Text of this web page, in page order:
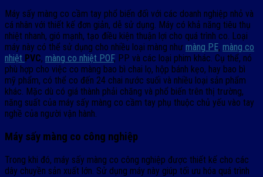
Máy sấy màng co cầm tay phổ biến đối với các doanh nghiệp nhỏ và
cá nhân với thiết kế đơn giản, dễ sử dụng. Máy có khả năng tiêu thụ
nhiệt nhanh, gió mạnh, tạo điều kiện thuận lợi cho quá trình co. Loại
máy này có thể sử dụng cho nhiều loại màng như màng PE, màng co
nhiệt PVC, màng co nhiệt POF, PP và các loại phim khác. Cụ thể, nó
phù hợp cho việc co màng bao bì chai lọ, hộp bánh kẹo, hay bao bì
mỹ phẩm, có thể co đến 24 chai nước suối và nhiều loại sản phẩm
khác. Mặc dù có giá thành phải chăng và phổ biến trên thị trường,
năng suất của máy sấy màng co cầm tay phụ thuộc chủ yếu vào tay
nghề của người vận hành.
Máy sấy màng co công nghiệp
Trong khi đó, máy sấy màng co công nghiệp được thiết kế cho các
dây chuyền sản xuất lớn. Sử dụng máy này giúp tối ưu hóa quá trình